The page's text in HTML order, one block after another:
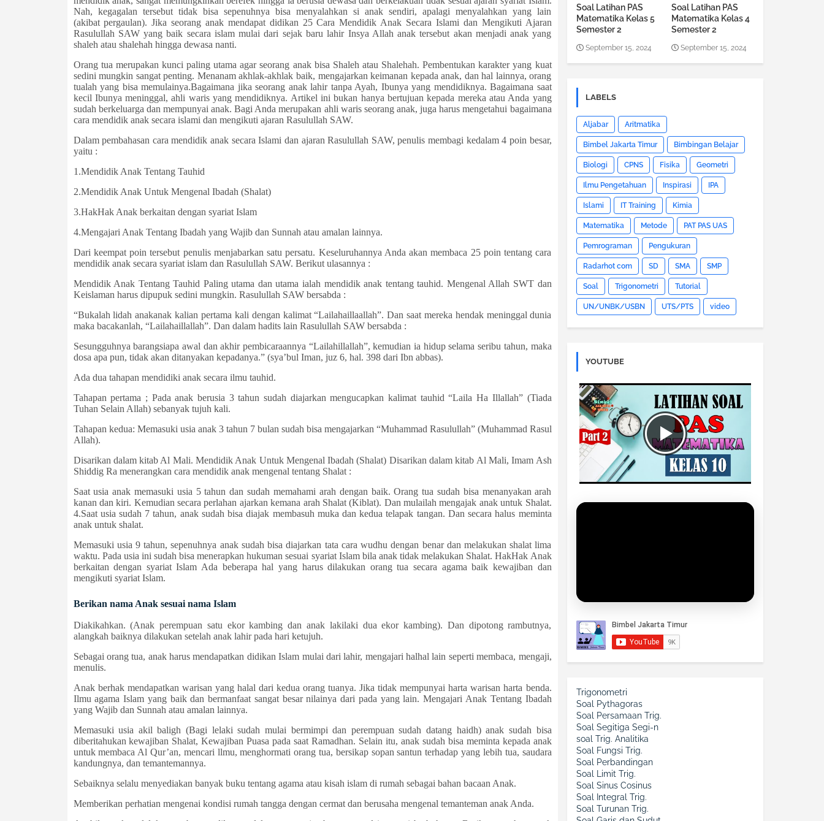
Nah, kegagalan tersebut tidak bisa sepenuhnya bisa menyalahkan si anak sendiri, apalagi menyalahkan yang lain
(akibatpergaulan). Jika seorang anak mendapat didikan 25 Cara Mendidik Anak Secara Islami dan Mengikuti Ajaran
Rasulullah SAW yang baik secara islam mulai dari sejak baru lahir Insya Allah anak tersebut akan menjadi anak yang
shaleh atau shalehah hingga dewasa nanti.
Orang tua merupakan kunci paling utama agar seorang anak bisa Shaleh atau Shalehah. Pembentukan karakter yang kuat
sedini mungkin sangat penting. Menanam akhlak­-akhlak baik, mengajarkan keimanan kepada anak, dan hal lainnya, orang
tualah yang bisa memulainya.Bagaimana jika seorang anak lahir tanpa Ayah, Ibunya yang mendidiknya. Bagaimana saat
kecil Ibunya meninggal, ahli waris yang mendidiknya. Artikel ini bukan hanya bertujuan kepada mereka atau Anda yang
sudah berkeluarga dan mempunyai anak. Bagi Anda merupakan ahli waris seorang anak, juga harus mengetahui bagaimana
cara mendidik anak secara islami dan mengikuti ajaran Rasulullah SAW.
Dalam pembahasan cara mendidik anak secara Islami dan ajaran Rasulullah SAW, penulis membagi kedalam 4 poin besar,
yaitu :
1.Mendidik Anak Tentang Tauhid
2.Mendidik Anak Untuk Mengenal Ibadah (Shalat)
3.Hak­Hak Anak berkaitan dengan syariat Islam
4.Mengajari Anak Tentang Ibadah yang Wajib dan Sunnah atau amalan lainnya.
Dari keempat poin tersebut penulis menjabarkan satu persatu. Keseluruhannya Anda akan membaca 25 poin tentang cara
mendidik anak secara syariat islam dan Rasulullah SAW. Berikut ulasannya :
Mendidik Anak Tentang Tauhid Paling utama dan utama ialah mendidik anak tentang tauhid. Mengenal Allah SWT dan
Keislaman harus dipupuk sedini mungkin. Rasulullah SAW bersabda :
“Bukalah lidah anak­anak kalian pertama kali dengan kalimat “Lailaha­illaallah”. Dan saat mereka hendak meninggal dunia
maka bacakanlah, “Lailaha­illallah”. Dan dalam hadits lain Rasulullah SAW bersabda :
Sesungguhnya barangsiapa awal dan akhir pembicaraannya “Lailah­illallah”, kemudian ia hidup selama seribu tahun, maka
dosa apa pun, tidak akan ditanyakan kepadanya.” (sya’bul Iman, juz 6, hal. 398 dari Ibn abbas).
Ada dua tahapan mendidiki anak secara ilmu tauhid.
Tahapan pertama ; Pada anak berusia 3 tahun sudah diajarkan mengucapkan kalimat tauhid “Laila Ha Illallah” (Tiada
Tuhan Selain Allah) sebanyak tujuh kali.
Tahapan kedua: Memasuki usia anak 3 tahun 7 bulan sudah bisa mengajarkan “Muhammad Rasulullah” (Muhammad Rasul
Allah).
Disarikan dalam kitab Al Mali. Mendidik Anak Untuk Mengenal Ibadah (Shalat) Disarikan dalam kitab Al Mali, Imam Ash
Shiddig Ra menerangkan cara mendidik anak mengenal tentang Shalat :
Saat usia anak memasuki usia 5 tahun dan sudah memahami arah dengan baik. Orang tua sudah bisa menanyakan arah
kanan dan kiri. Kemudian secara perlahan ajarkan kemana arah Shalat (Kiblat). Dan mulailah mengajak anak untuk Shalat.
4.Saat usia sudah 7 tahun, anak sudah bisa diajak membasuh muka dan kedua telapak tangan. Dan secara halus meminta
anak untuk shalat.
Memasuki usia 9 tahun, sepenuhnya anak sudah bisa diajarkan tata cara wudhu dengan benar dan melakukan shalat lima
waktu. Pada usia ini sudah bisa menerapkan hukuman sesuai syariat Islam bila anak tidak melakukan Shalat. Hak­Hak Anak
berkaitan dengan syariat Islam Ada beberapa hal yang harus dilakukan orang tua secara agama baik kewajiban dan
mengikuti syariat Islam.
Berikan nama Anak sesuai nama Islam
Diakikahkan. (Anak perempuan satu ekor kambing dan anak laki­laki dua ekor kambing). Dan dipotong rambutnya,
alangkah baiknya dilakukan setelah anak lahir pada hari ketujuh.
Sebagai orang tua, anak harus mendapatkan didikan Islam mulai dari lahir, mengajari hal­hal lain seperti membaca, mengaji,
menulis.
Anak berhak mendapatkan warisan yang halal dari kedua orang tuanya. Jika tidak mempunyai harta warisan harta benda.
Ilmu agama Islam yang baik dan bermanfaat sangat besar nilainya dari pada yang lain. Mengajari Anak Tentang Ibadah
yang Wajib dan Sunnah atau amalan lainnya.
Memasuki usia akil baligh (Bagi lelaki sudah mulai bermimpi dan perempuan sudah datang haidh) anak sudah bisa
diberitahukan kewajiban Shalat, Kewajiban Puasa pada saat Ramadhan. Selain itu, anak sudah bisa meminta kepada anak
untuk membaca Al Qur’an, mencari llmu, menghormati orang tua, bersikap sopan santun terhadap yang lebih tua, saudara
kandungnya, dan teman­temannya.
Sebaiknya selalu menyediakan banyak buku tentang agama atau kisah islam di rumah sebagai bahan bacaan Anak.
Memberikan perhatian mengenai kondisi rumah tangga dengan cermat dan berusaha mengenal teman­teman anak Anda.
Soal Latihan PAS
Matematika Kelas 5
Semester 2
September 15, 2024
Soal Latihan PAS
Matematika Kelas 4
Semester 2
September 15, 2024
LABELS
Aljabar Aritmatika
Bimbel Jakarta Timur Bimbingan Belajar
Biologi CPNS Fisika Geometri
Ilmu Pengetahuan Inspirasi IPA
Islami IT Training Kimia
Matematika Metode PAT PAS UAS
Pemrograman Pengukuran
Radarhot com SD SMA SMP
Soal Trigonometri Tutorial
UN/UNBK/USBN UTS/PTS video
YOUTUBE
Trigonometri
Soal Pythagoras
Soal Persamaan Trig.
Soal Segitiga Segi-n
soal Trig. Analitika
Soal Fungsi Trig.
Soal Perbandingan
Soal Limit Trig.
Soal Sinus Cosinus
Soal Integral Trig.
Soal Turunan Trig.